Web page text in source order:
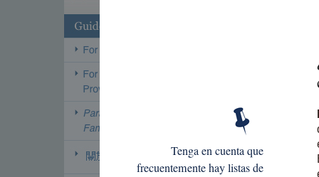
Tenga en cuenta que
frecuentemente hay listas de